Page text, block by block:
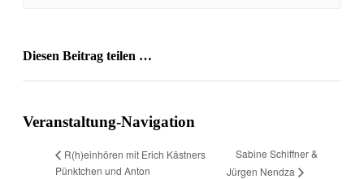
Diesen Beitrag teilen …
Veranstaltung-Navigation
R(h)einhören mit Erich Kästners
Pünktchen und Anton
Sabine Schiffner &
Jürgen Nendza